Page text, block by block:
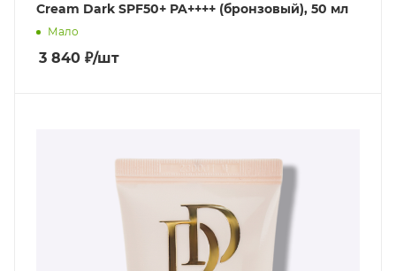
Cream Dark SPF50+ PA++++ (бронзовый), 50 мл
Мало
3 840 ₽/шт